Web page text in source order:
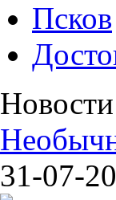
Псков
Новости
31-07-